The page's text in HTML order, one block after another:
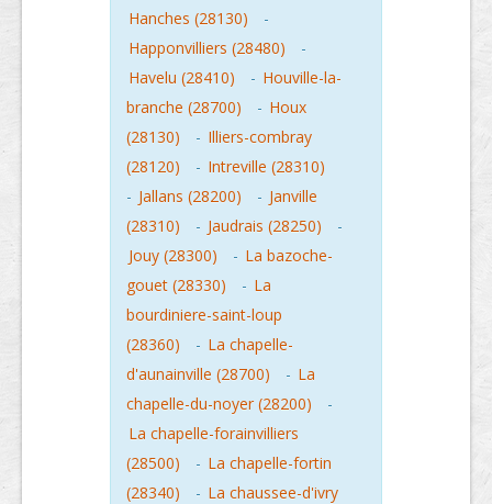
Hanches (28130)
-
Happonvilliers (28480)
-
Havelu (28410)
- Houville-la-
branche (28700)
- Houx
(28130)
- Illiers-combray
(28120)
- Intreville (28310)
- Jallans (28200) - Janville
(28310)
- Jaudrais (28250)
-
Jouy (28300)
- La bazoche-
gouet (28330)
- La
bourdiniere-saint-loup
(28360)
- La chapelle-
d'aunainville (28700)
- La
chapelle-du-noyer (28200)
-
La chapelle-forainvilliers
(28500)
- La chapelle-fortin
(28340)
- La chaussee-d'ivry